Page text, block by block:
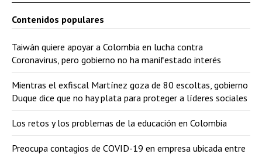
Contenidos populares
Taiwán quiere apoyar a Colombia en lucha contra
Coronavirus, pero gobierno no ha manifestado interés
Mientras el exfiscal Martínez goza de 80 escoltas, gobierno
Duque dice que no hay plata para proteger a líderes sociales
Los retos y los problemas de la educación en Colombia
Preocupa contagios de COVID-19 en empresa ubicada entre